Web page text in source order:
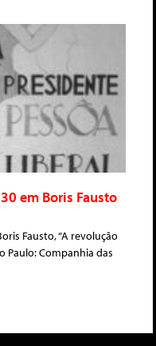
em Boris Fausto
Fausto, “A revolução
Paulo: Companhia das